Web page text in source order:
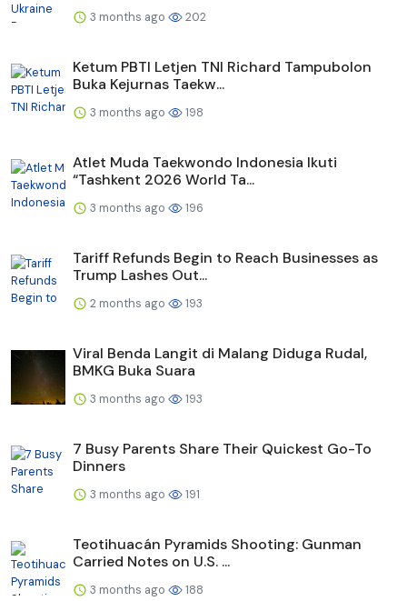
3 months ago 202
Ketum PBTI Letjen TNI Richard Tampubolon
Buka Kejurnas Taekw...
3 months ago 198
Atlet Muda Taekwondo Indonesia Ikuti
“Tashkent 2026 World Ta...
3 months ago 196
Tariff Refunds Begin to Reach Businesses as
Trump Lashes Out...
2 months ago 193
Viral Benda Langit di Malang Diduga Rudal,
BMKG Buka Suara
3 months ago 193
7 Busy Parents Share Their Quickest Go-To
Dinners
3 months ago 191
Teotihuacán Pyramids Shooting: Gunman
Carried Notes on U.S. ...
3 months ago 188